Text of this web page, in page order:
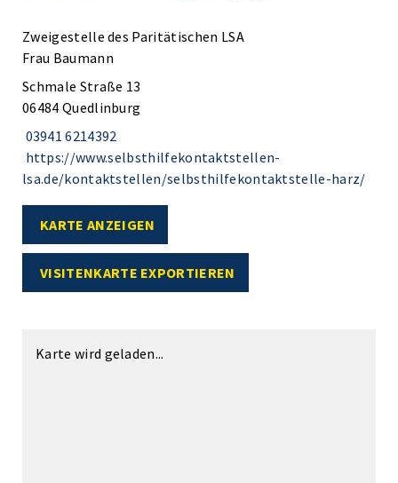
Zweigestelle des Paritätischen LSA
Frau Baumann
Schmale Straße 13
06484 Quedlinburg
03941 6214392
https://www.selbsthilfekontaktstellen-
lsa.de/kontaktstellen/selbsthilfekontaktstelle-harz/
KARTE ANZEIGEN
VISITENKARTE EXPORTIEREN
Karte wird geladen...